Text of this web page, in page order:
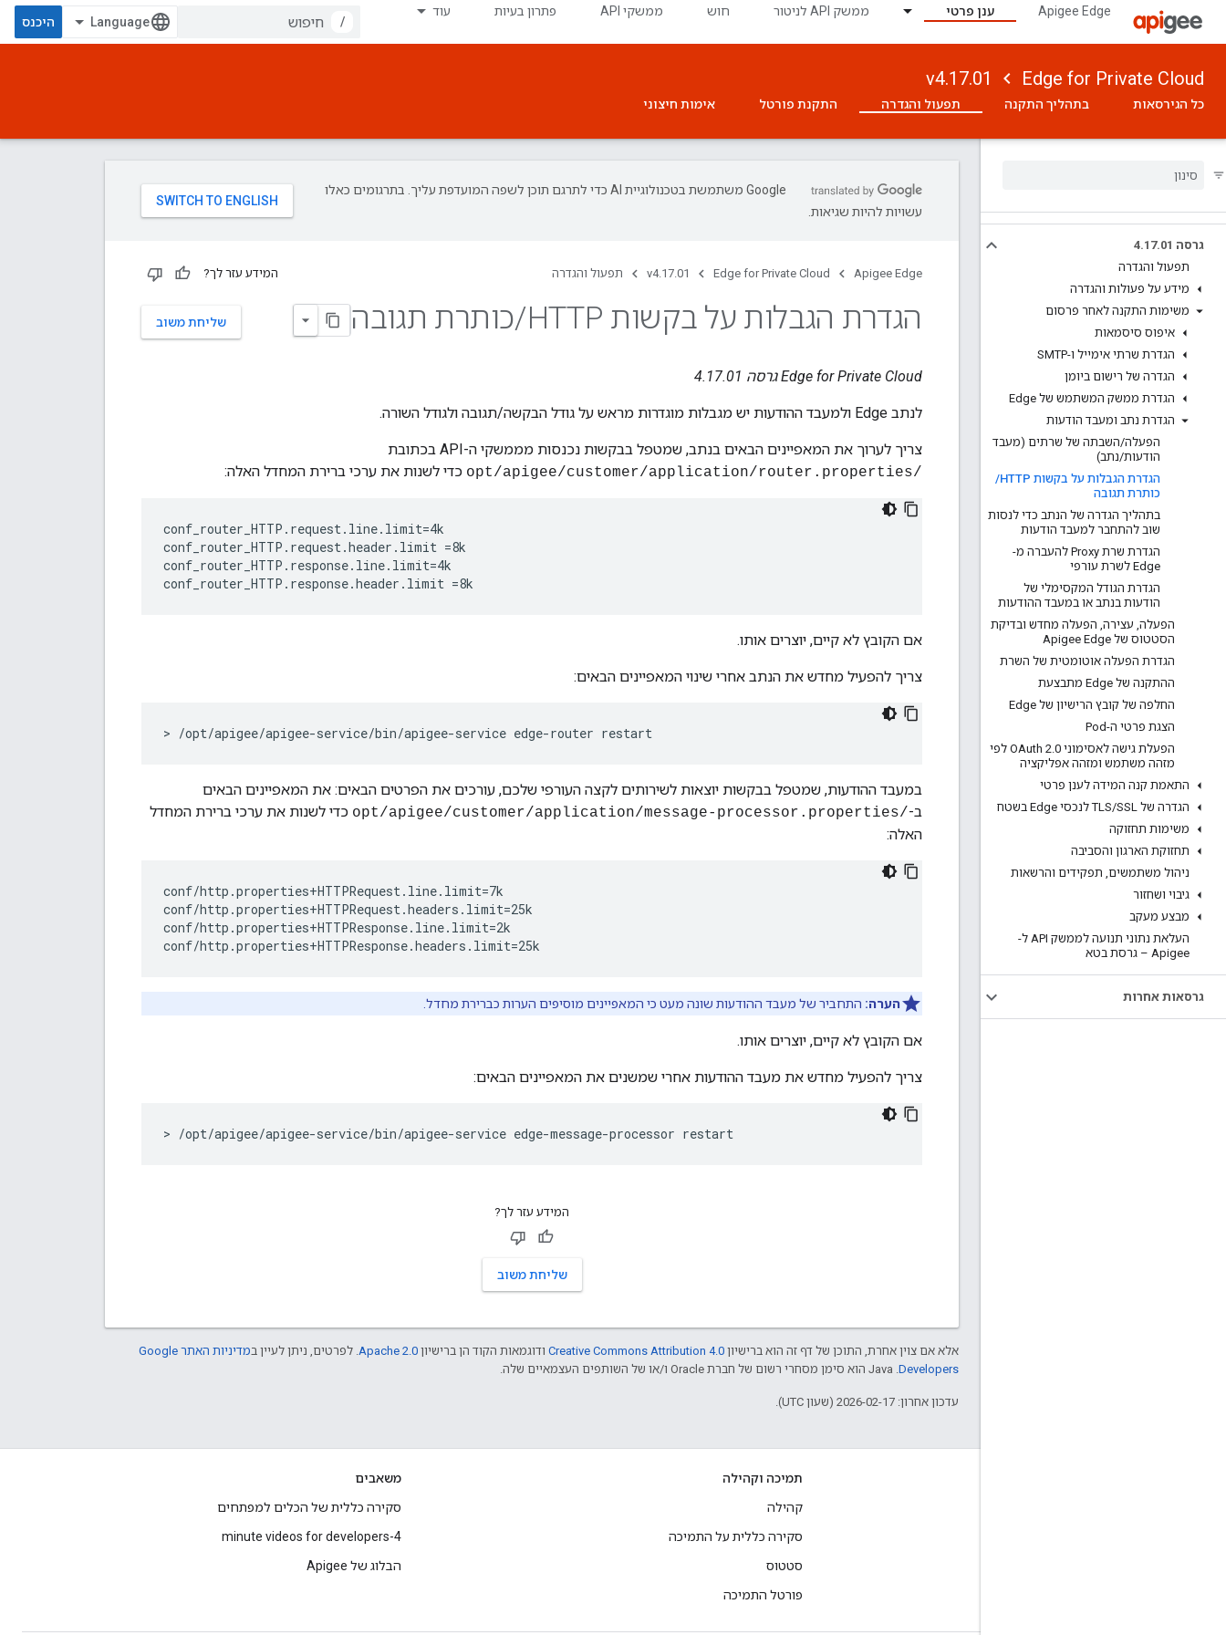
Apigee Edge ענן פרטי ממשק API לניטור חוש ממשקי API פתרון בעיות עוד
/ היכנס
Edge for Private Cloud
v4.17.01
כל הגירסאות בתהליך התקנה תפעול והגדרה התקנת פורטל אימות חיצוני
גרסה 4 .17.01
תפעול והגדרה
מידע על פעולות והגדרה
משימות התקנה לאחר פרסום
איפוס סיסמאות
הגדרת שרתי אימייל ו-SMTP
הגדרה של רישום ביומן
הגדרת ממשק המשתמש של Edge
הגדרת נתב ומעבד הודעות
הפעלה/השבתה של שרתים (מעבד
הודעות/נתב)
הגדרת הגבלות על בקשות HTTP
/
כותרת תגובה
בתהליך הגדרה של הנתב כדי לנסות
שוב להתחבר למעבד הודעות
הגדרת שרת Proxy להעברה מ-
Edge לשרת עורפי
הגדרת הגודל המקסימלי של
הודעות בנתב או במעבד ההודעות
הפעלה, עצירה, הפעלה מחדש ובדיקת
הסטטוס של Apigee Edge
הגדרת הפעלה אוטומטית של השרת
ההתקנה של Edge מתבצעת
החלפה של קובץ הרישיון של Edge
הצגת פרטי ה-Pod
הפעלת גישה לאסימוני OAuth 2
.
0 לפי
מזהה משתמש ומזהה אפליקציה
התאמת קנה המידה לענן פרטי
הגדרה של TLS
/SSL לנכסי Edge בשטח
משימות תחזוקה
תחזוקת הארגון והסביבה
ניהול משתמשים, תפקידים והרשאות
גיבוי ושחזור
מבצע מעקב
העלאת נתוני תנועה לממשק API ל-
Apigee – גרסת בטא
גרסאות אחרות
‫Google משתמשת בטכנולוגיית AI כדי לתרגם תוכן לשפה המועדפת עליך. בתרגומים כאלו
עשויות להיות שגיאות.
Apigee Edge
Edge for Private Cloud
v4.17.01 תפעול והגדרה המידע עזר לך?
שליחת משוב הגדרת הגבלות על בקשות HTTP /כותרת תגובה
Edge for Private Cloud גרסה 4.17.01
לנתב Edge ולמעבד ההודעות יש מגבלות מוגדרות מראש על גודל הבקשה/תגובה ולגודל השורה.
צריך לערוך את המאפיינים הבאים בנתב, שמטפל בבקשות נכנסות מממשקי ה-API בכתובת
/opt/apigee/customer/application/router.properties כדי לשנות את ערכי ברירת המחדל האלה:
conf_router_HTTP.request.line.limit=4k
conf_router_HTTP.request.header.limit =8k
conf_router_HTTP.response.line.limit=4k
conf_router_HTTP.response.header.limit =8k
אם הקובץ לא קיים, יוצרים אותו.
צריך להפעיל מחדש את הנתב אחרי שינוי המאפיינים הבאים:
> /opt/apigee/apigee-service/bin/apigee-service edge-router restart
במעבד ההודעות, שמטפל בבקשות יוצאות לשירותים לקצה העורפי שלכם, עורכים את הפרטים הבאים: את המאפיינים הבאים
ב-/opt/apigee/customer/application/message-processor.properties
כדי לשנות את ערכי ברירת המחדל
האלה:
conf/http.properties+HTTPRequest.line.limit=7k
conf/http.properties+HTTPRequest.headers.limit=25k
conf/http.properties+HTTPResponse.line.limit=2k
conf/http.properties+HTTPResponse.headers.limit=25k
הערה: התחביר של מעבד ההודעות שונה מעט כי המאפיינים מוסיפים הערות כברירת מחדל.
אם הקובץ לא קיים, יוצרים אותו.
צריך להפעיל מחדש את מעבד ההודעות אחרי שמשנים את המאפיינים הבאים:
> /opt/apigee/apigee-service/bin/apigee-service edge-message-processor restart
המידע עזר לך?
שליחת משוב
אלא אם צוין אחרת, התוכן של דף זה הוא ברישיון Creative Commons Attribution 4.0 ודוגמאות הקוד הן ברישיון Apache 2.0. לפרטים, ניתן לעיין ב
מדיניות האתר Google
Developers‏.‏ Java הוא סימן מסחרי רשום של חברת Oracle ו/או של השותפים העצמאיים שלה.
עדכון אחרון: 2026-02-17 (שעון UTC).
תמיכה וקהילה
קהילה
סקירה כללית על התמיכה
סטטוס
פורטל התמיכה
משאבים
סקירה כללית של הכלים למפתחים
4-minute videos for developers
הבלוג של Apigee